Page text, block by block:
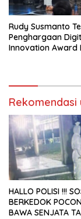
Rudy Susmanto
Penghargaan
Innovation Award
Rekomendasi
HALLO POLISI !!!
BERKEDOK
BAWA SENJATA